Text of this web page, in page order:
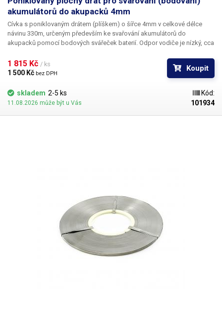
akumulátorů do akupacků 4mm
Cívka s poniklovaným drátem (plíškem) o šířce 4mm v celkové délce
návinu 330m, určeným především ke svařování akumulátorů do
akupacků pomocí bodových svářeček baterií. Odpor vodiče je nízký, cca
nastříhaných poniklovaných plíšků, svařování i těch největších akupacků
bez navazování.
1 815 Kč / ks
1 500 Kč bez DPH
Koupit
skladem 2-5 ks
11.08.2026 může být u Vás
Kód:
101934